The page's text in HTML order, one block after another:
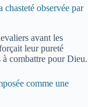
observée par
avant les
leur pureté
à combattre pour Dieu.
comme une